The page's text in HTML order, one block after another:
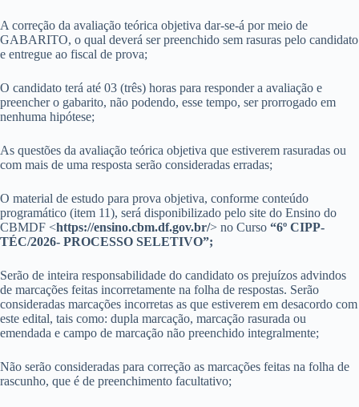
A correção da avaliação teórica objetiva dar-se-á por meio de
GABARITO, o qual deverá ser preenchido sem rasuras pelo candidato
e entregue ao fiscal de prova;
O candidato terá até 03 (três) horas para responder a avaliação e
preencher o gabarito, não podendo, esse tempo, ser prorrogado em
nenhuma hipótese;
As questões da avaliação teórica objetiva que estiverem rasuradas ou
com mais de uma resposta serão consideradas erradas;
O material de estudo para prova objetiva, conforme conteúdo
programático (item 11), será disponibilizado pelo site do Ensino do
CBMDF <https://ensino.cbm.df.gov.br/> no Curso “6º CIPP-
TÉC/2026- PROCESSO SELETIVO”;
Serão de inteira responsabilidade do candidato os prejuízos advindos
de marcações feitas incorretamente na folha de respostas. Serão
consideradas marcações incorretas as que estiverem em desacordo com
este edital, tais como: dupla marcação, marcação rasurada ou
emendada e campo de marcação não preenchido integralmente;
Não serão consideradas para correção as marcações feitas na folha de
rascunho, que é de preenchimento facultativo;